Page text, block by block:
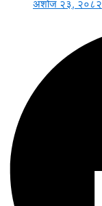
अशोज २३, २०८२